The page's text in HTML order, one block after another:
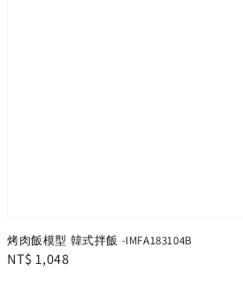
烤肉飯模型 韓式拌飯 -IMFA183104B
Regular
NT$ 1,048